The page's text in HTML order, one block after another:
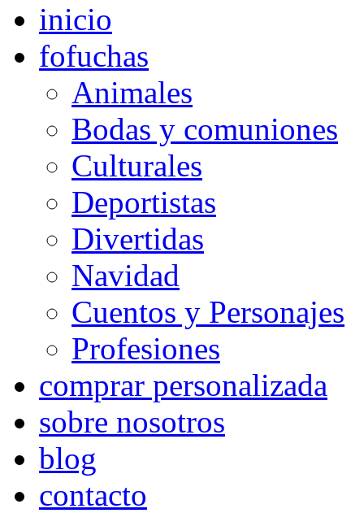
inicio
fofuchas
Animales
Bodas y comuniones
Culturales
Deportistas
Divertidas
Navidad
Cuentos y Personajes
Profesiones
comprar personalizada
sobre nosotros
blog
contacto